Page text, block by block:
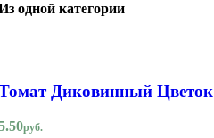
одной категории
Диковинный Цветок
руб.